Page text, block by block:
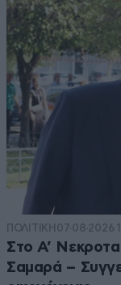
ΠΟΛΙΤΙΚΗ 07·08·2026
Στο Α’
Σαμαρά –